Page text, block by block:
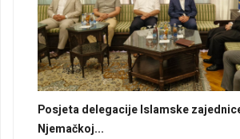
Posjeta delegacije Islamske
Njemačkoj...